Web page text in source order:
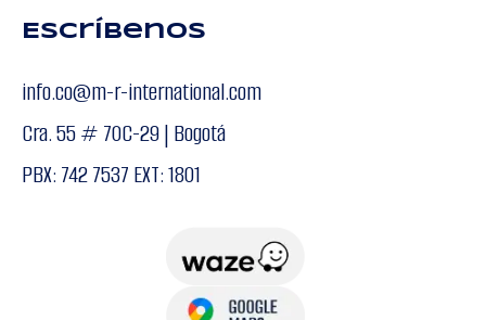
Escríbenos
info.co@m-r-international.com
Cra. 55 # 70C-29 | Bogotá
PBX: 742 7537 EXT: 1801